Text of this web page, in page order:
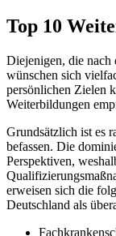
Top 10
Diejenigen, die nach
wünschen sich
persönlichen Zielen
Weiterbildungen
Grundsätzlich ist es
befassen. Die
Perspektiven,
erweisen sich die
Deutschland als